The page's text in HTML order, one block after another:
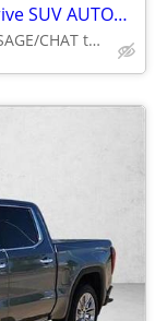
2022 Kia Telluride SX AWD All Wheel Drive SUV AUTONATION
Call (844) 335-2481 or MESSAGE/CHAT to confirm availability